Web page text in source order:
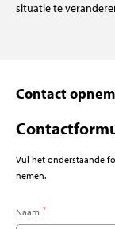
situatie te
Contact
Vul het onderstaande
nemen.
Naam *